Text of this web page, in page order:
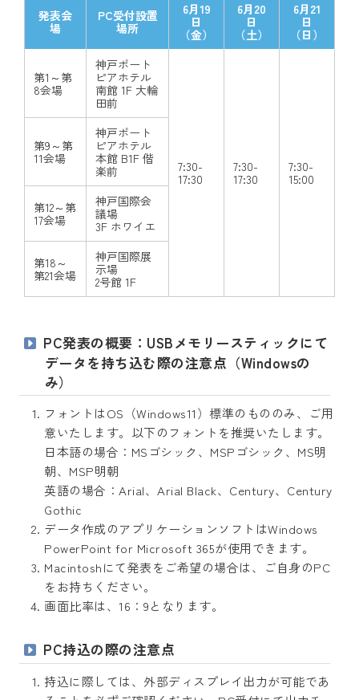
発表会
場
PC受付設置
場所
6月19
日
（金）
6月20
日
（土）
6月21
日
（日）
第1～第
8会場
神戸ポート
ピアホテル
南館 1F 大輪
田前
7:30-
17:30
7:30-
17:30
7:30-
15:00
第9～第
11会場
神戸ポート
ピアホテル
本館 B1F 偕
楽前
第12～第
17会場
神戸国際会
議場
3F ホワイエ
第18～
第21会場
神戸国際展
示場
2号館 1F
PC発表の概要：USBメモリースティックにて
データを持ち込む際の注意点（Windowsの
み）
フォントはOS（Windows11）標準のもののみ、ご用
意いたします。以下のフォントを推奨いたします。
日本語の場合：MSゴシック、MSPゴシック、MS明
朝、MSP明朝
英語の場合：Arial、Arial Black、Century、Century
Gothic
データ作成のアプリケーションソフトはWindows
PowerPoint for Microsoft 365が使用できます。
Macintoshにて発表をご希望の場合は、ご自身のPC
をお持ちください。
画面比率は、16：9となります。
PC持込の際の注意点
持込に際しては、外部ディスプレイ出力が可能であ